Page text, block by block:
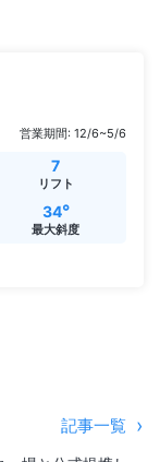
営業期間: 12/6~5/6
7
リフト
34°
最大斜度
記事一覧